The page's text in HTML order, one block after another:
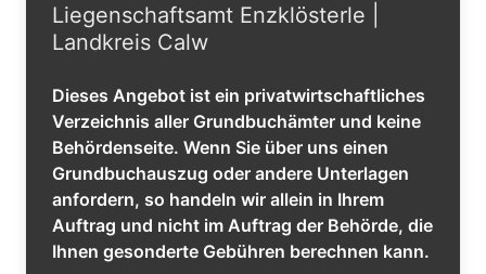
Liegenschaftsamt Enzklösterle |
Landkreis Calw
Dieses Angebot ist ein privatwirtschaftliches
Verzeichnis aller Grundbuchämter und keine
Behördenseite. Wenn Sie über uns einen
Grundbuchauszug oder andere Unterlagen
anfordern, so handeln wir allein in Ihrem
Auftrag und nicht im Auftrag der Behörde, die
Ihnen gesonderte Gebühren berechnen kann.